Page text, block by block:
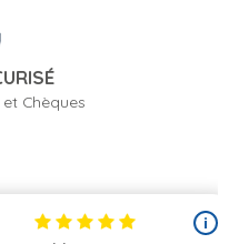
Chèques